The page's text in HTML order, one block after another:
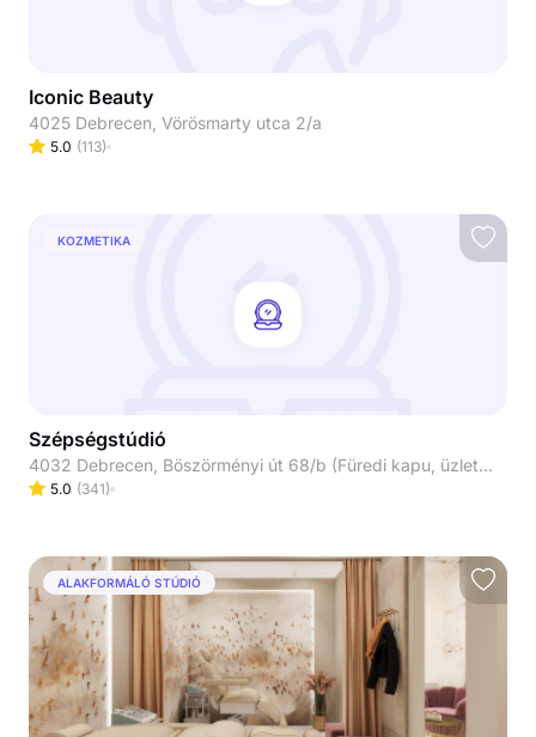
Iconic Beauty
4025 Debrecen, Vörösmarty utca 2/a
5.0 (113)
KOZMETIKA
Szépségstúdió
4032 Debrecen, Böszörményi út 68/b (Füredi kapu, üzletsor/ Lana ruházat mellett balra)
5.0 (341)
ALAKFORMÁLÓ STÚDIÓ